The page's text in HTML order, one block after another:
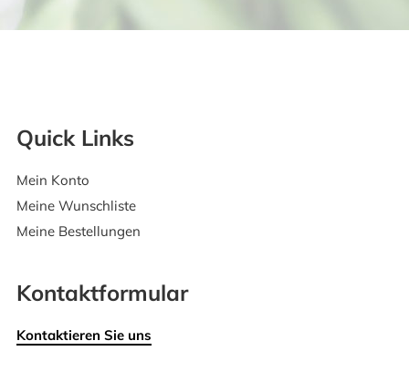
Quick Links
Mein Konto
Meine Wunschliste
Meine Bestellungen
Kontaktformular
Kontaktieren Sie uns